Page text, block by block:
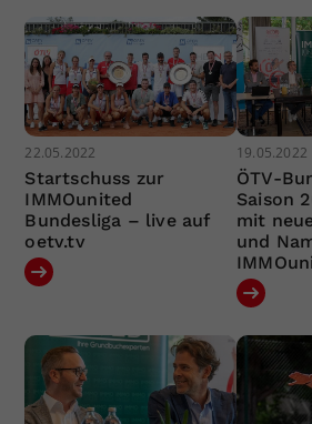
22.05.2022
Startschuss zur
IMMOunited
Bundesliga – live auf
oetv.tv
19.05.2022
ÖTV-
Saison
mit
und